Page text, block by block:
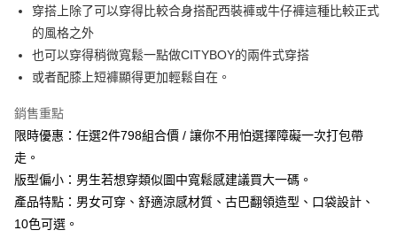
7-11取貨付款
每筆NT$80，滿NT$1,000(含以上)免運費
付款後7-11取貨
每筆NT$80，滿NT$1,000(含以上)免運費
宅配
每筆NT$150，滿NT$3,000(含以上)免運費
外島郵寄
每筆NT$150
穿搭上除了可以穿得比較合身搭配西裝褲或牛仔褲這種比較正式
的風格之外
也可以穿得稍微寬鬆一點做CITYBOY的兩件式穿搭
或者配膝上短褲顯得更加輕鬆自在。
銷售重點
限時優惠：任選2件798組合價 / 讓你不用怕選擇障礙一次打包帶
走。
版型偏小：男生若想穿類似圖中寬鬆感建議買大一碼。
產品特點：男女可穿、舒適涼感材質、古巴翻領造型、口袋設計、
10色可選。